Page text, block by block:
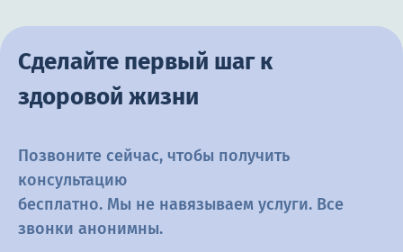
Сделайте первый шаг к
здоровой жизни
Позвоните сейчас, чтобы получить
консультацию
бесплатно. Мы не навязываем услуги. Все
звонки анонимны.